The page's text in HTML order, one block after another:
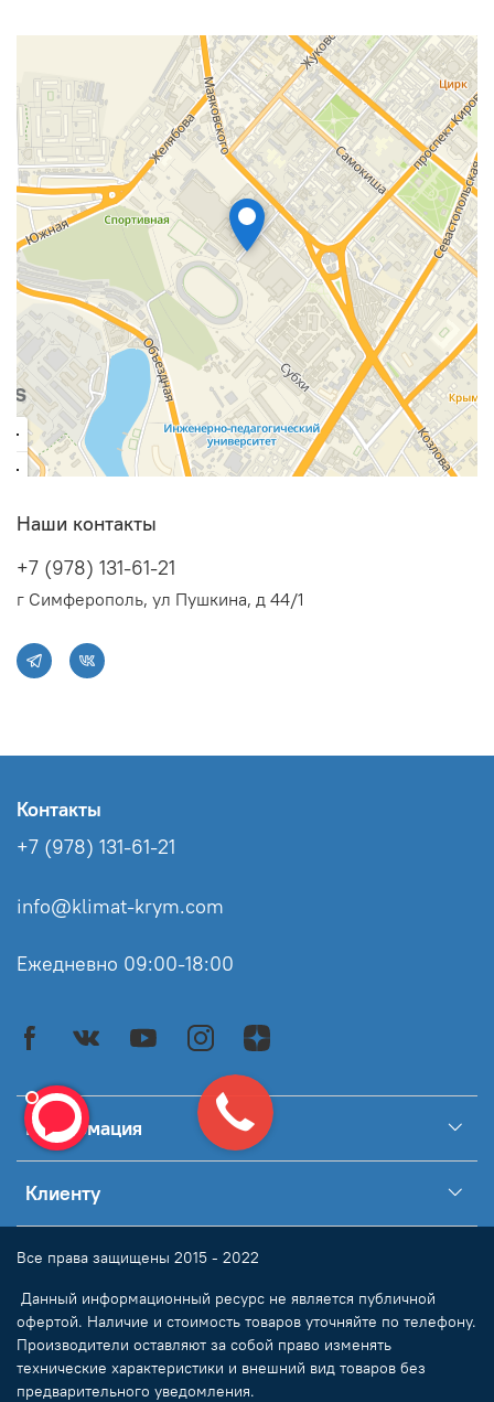
Наши контакты
+7 (978) 131-61-21
г Симферополь, ул Пушкина, д 44/1
Информация
Клиенту
Контакты
+7 (978) 131-61-21
info@klimat-krym.com
Ежедневно 09:00-18:00
Все права защищены 2015 - 2022
Данный информационный ресурс не является публичной
офертой. Наличие и стоимость товаров уточняйте по телефону.
Производители оставляют за собой право изменять
технические характеристики и внешний вид товаров без
предварительного уведомления.